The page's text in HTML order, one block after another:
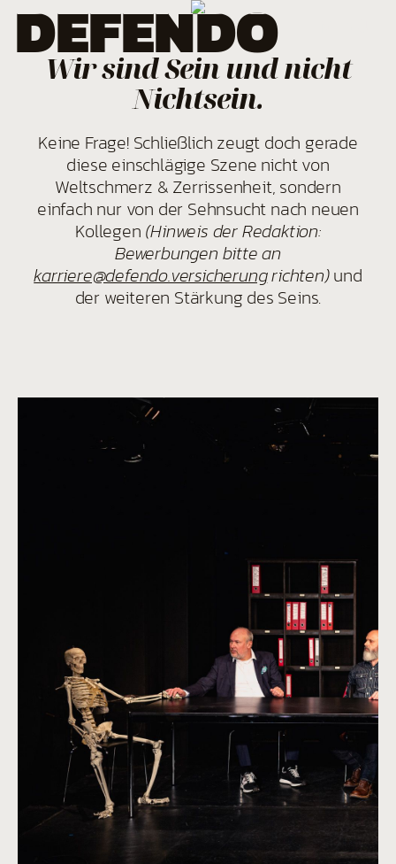
DEFENDO
DEFENDO
Keine Frage! Schließlich zeugt doch gerade
diese einschlägige Szene nicht von
Weltschmerz & Zerrissenheit, sondern
einfach nur von der Sehnsucht nach neuen
Kollegen (Hinweis der Redaktion:
Bewerbungen bitte an
karriere@defendo.versicherungrichten)und
der weiteren Stärkung des Seins.
Wir sind Sein und nicht
Nichtsein.